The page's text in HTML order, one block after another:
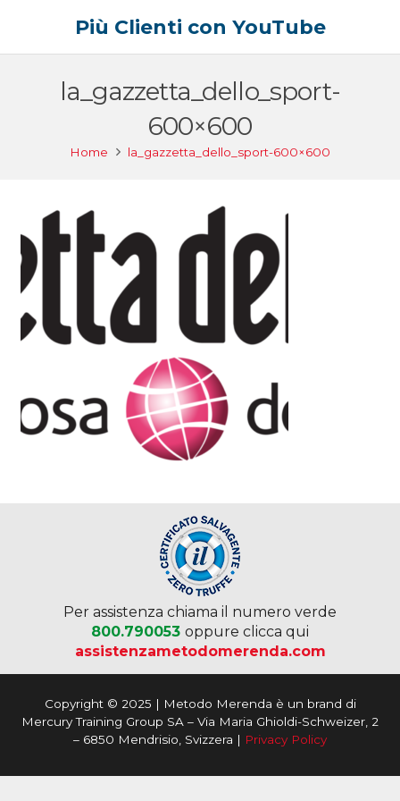
Più Clienti con YouTube
la_gazzetta_dello_sport-
600×600
Home la_gazzetta_dello_sport-600×600
Per assistenza chiama il numero verde
800.790053 oppure clicca qui
assistenzametodomerenda.com
Copyright © 2025 | Metodo Merenda è un brand di
Mercury Training Group SA – Via Maria Ghioldi-Schweizer, 2
– 6850 Mendrisio, Svizzera | Privacy Policy